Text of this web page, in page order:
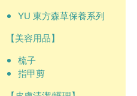
YU 東方森草保養系列
【美容用品】
梳子
指甲剪